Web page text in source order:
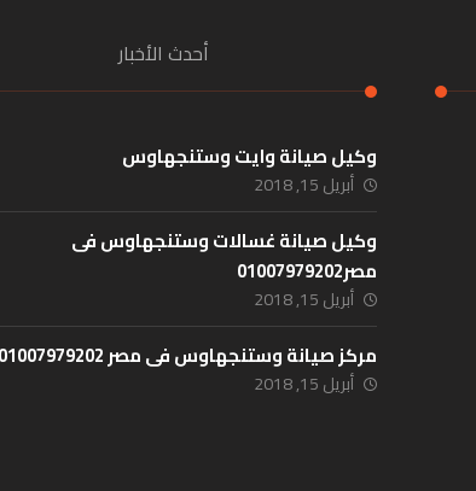
أحدث الأخبار
وكيل صيانة وايت وستنجهاوس
أبريل 15, 2018
وكيل صيانة غسالات وستنجهاوس فى
مصر01007979202
أبريل 15, 2018
مركز صيانة وستنجهاوس فى مصر 01007979202
أبريل 15, 2018